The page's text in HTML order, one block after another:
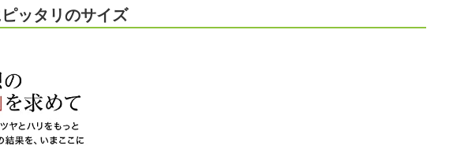
ッタリのサイズ